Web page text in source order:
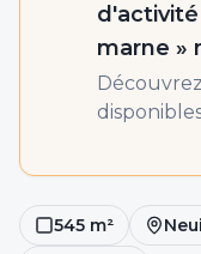
d'activité
marne »
545 m²